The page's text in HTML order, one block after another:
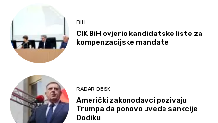
BIH
CIK BiH ovjerio kandidatske liste za
kompenzacijske mandate
RADAR DESK
Američki zakonodavci pozivaju
Trumpa da ponovo uvede sankcije
Dodiku